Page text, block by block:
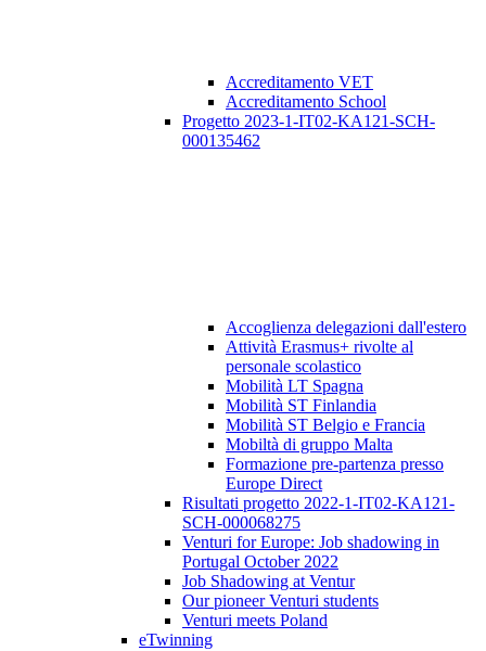
Accreditamento VET
Accreditamento School
Progetto 2023-1-IT02-KA121-SCH-
000135462
Accoglienza delegazioni dall'estero
Attività Erasmus+ rivolte al
personale scolastico
Mobilità LT Spagna
Mobilità ST Finlandia
Mobilità ST Belgio e Francia
Mobiltà di gruppo Malta
Formazione pre-partenza presso
Europe Direct
Risultati progetto 2022-1-IT02-KA121-
SCH-000068275
Venturi for Europe: Job shadowing in
Portugal October 2022
Job Shadowing at Ventur
Our pioneer Venturi students
Venturi meets Poland
eTwinning